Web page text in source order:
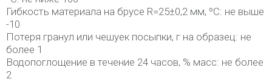
Гибкость материала на брусе R=25±0,2 мм, ºС: не выше
-10
Потеря гранул или чешуек посыпки, г на образец: не
более 1
Водопоглощение в течение 24 часов, % масс: не более
2